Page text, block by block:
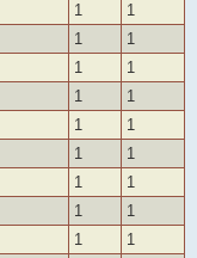
1
1
1
1
1
1
1
1
1
1
1
1
1
1
1
1
1
1